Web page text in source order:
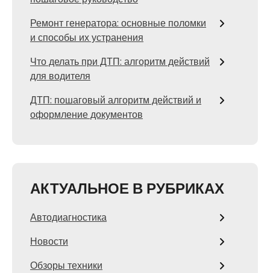
Ремонт генератора: основные поломки
и способы их устранения
Что делать при ДТП: алгоритм действий
для водителя
ДТП: пошаговый алгоритм действий и
оформление документов
АКТУАЛЬНОЕ В РУБРИКАХ
Автодиагностика
Новости
Обзоры техники